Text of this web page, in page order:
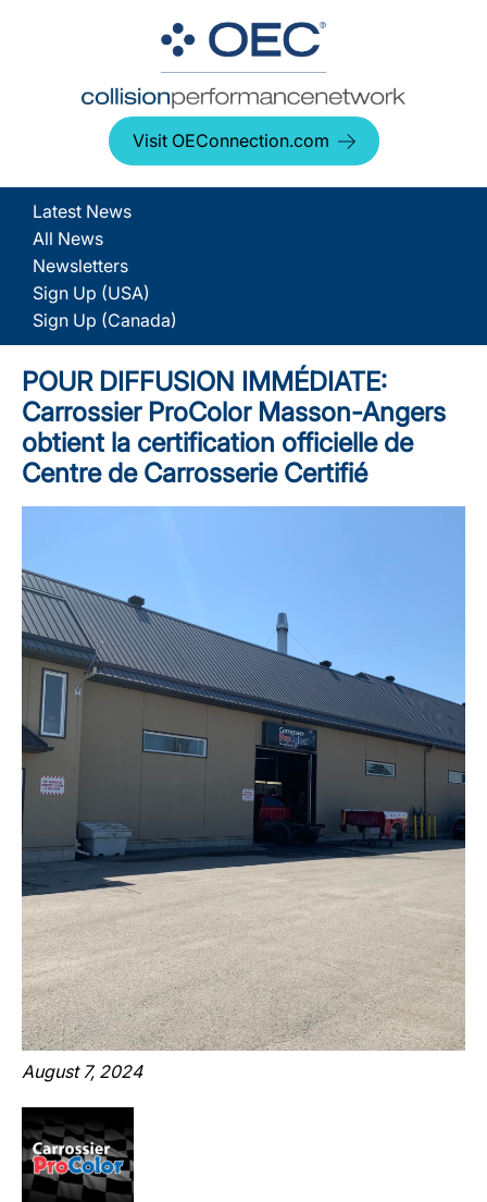
Visit OEConnection.com
Latest News
All News
Newsletters
Sign Up (USA)
Sign Up (Canada)
POUR DIFFUSION IMMÉDIATE:
Carrossier ProColor Masson-Angers
obtient la certification officielle de
Centre de Carrosserie Certifié
August 7, 2024